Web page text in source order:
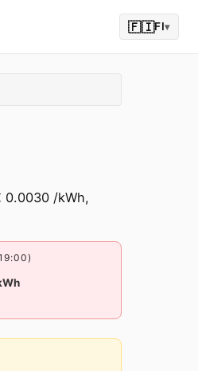
🇫🇮FI▾
0.0030 /kWh,